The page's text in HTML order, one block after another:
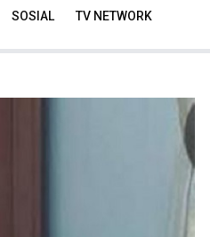
SOSIAL TV NETWORK